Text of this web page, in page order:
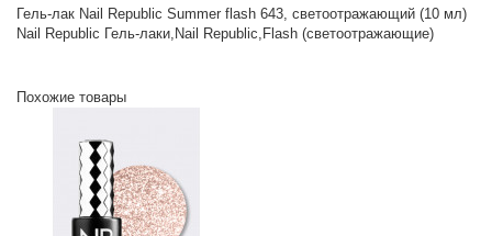
Гель-лак Nail Republic Summer flash 643, светоотражающий (10 мл)
Nail Republic Гель-лаки,Nail Republic,Flash (светоотражающие)
Похожие товары